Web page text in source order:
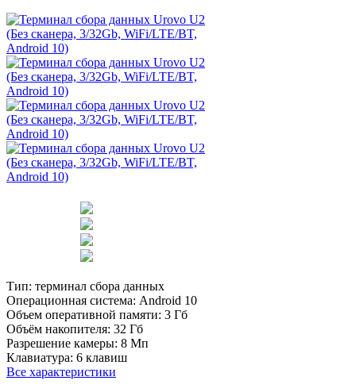
Тип: терминал сбора данных
Операционная система: Android 10
Объем оперативной памяти: 3 Гб
Объём накопителя: 32 Гб
Разрешение камеры: 8 Мп
Клавиатура: 6 клавиш
Все характеристики